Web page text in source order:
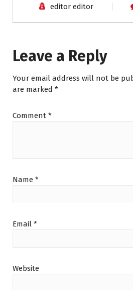
editor editor
Leave a Reply
Your email address will not be
are marked *
Comment *
Name *
Email *
Website